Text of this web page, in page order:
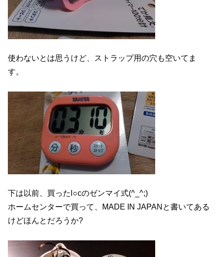
使わないとは思うけど、ストラップ用の穴も空いてま
す。
下は以前、買ったl○cのゼンマイ式(^_^;)
ホームセンターで買って、MADE IN JAPANと書いてある
けどほんとだろうか?